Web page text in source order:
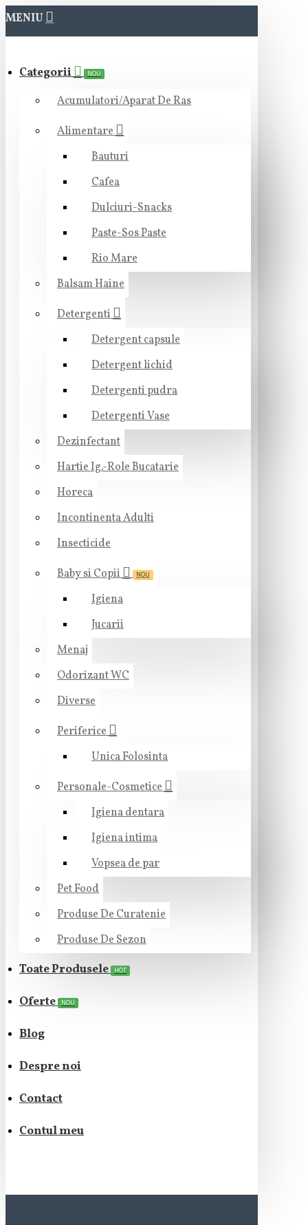
MENIU
Categorii NOU
Acumulatori/Aparat De Ras
Alimentare
Bauturi
Cafea
Dulciuri-Snacks
Paste-Sos Paste
Rio Mare
Balsam Haine
Detergenti
Detergent capsule
Detergent lichid
Detergenti pudra
Detergenti Vase
Dezinfectant
Hartie Ig.-Role Bucatarie
Horeca
Incontinenta Adulti
Insecticide
Baby si Copii
NOU
Igiena
Jucarii
Menaj
Odorizant WC
Diverse
Periferice
Unica Folosinta
Personale-Cosmetice
Igiena dentara
Igiena intima
Vopsea de par
Pet Food
Produse De Curatenie
Produse De Sezon
Toate Produsele HOT
Oferte NOU
Blog
Despre noi
Contact
Contul meu